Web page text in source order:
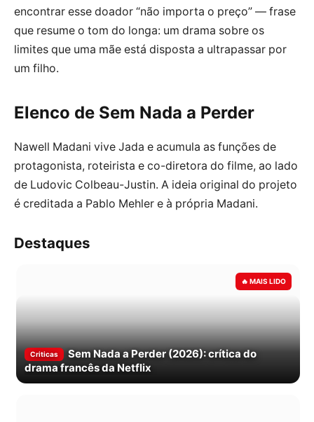
encontrar esse doador “não importa o preço” — frase
que resume o tom do longa: um drama sobre os
limites que uma mãe está disposta a ultrapassar por
um filho.
Elenco de Sem Nada a Perder
Nawell Madani vive Jada e acumula as funções de
protagonista, roteirista e co-diretora do filme, ao lado
de Ludovic Colbeau-Justin. A ideia original do projeto
é creditada a Pablo Mehler e à própria Madani.
Destaques
Criticas
Sem Nada a Perder (2026): crítica do
drama francês da Netflix